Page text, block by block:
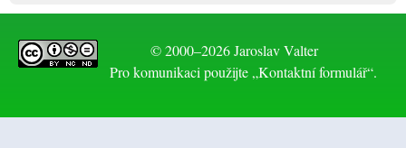
© 2000–2026 Jaroslav Valter
Pro komunikaci použijte „Kontaktní formulář“.